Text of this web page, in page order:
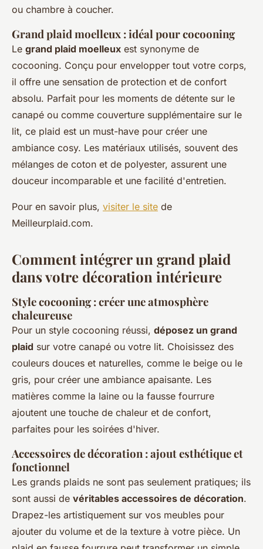
ou chambre à coucher.
Grand plaid moelleux : idéal pour cocooning
Le grand plaid moelleux est synonyme de
cocooning. Conçu pour envelopper tout votre corps,
il offre une sensation de protection et de confort
absolu. Parfait pour les moments de détente sur le
canapé ou comme couverture supplémentaire sur le
lit, ce plaid est un must-have pour créer une
ambiance cosy. Les matériaux utilisés, souvent des
mélanges de coton et de polyester, assurent une
douceur incomparable et une facilité d'entretien.
Pour en savoir plus, visiter le site de
Meilleurplaid.com.
Comment intégrer un grand plaid
dans votre décoration intérieure
Style cocooning : créer une atmosphère
chaleureuse
Pour un style cocooning réussi, déposez un grand
plaid sur votre canapé ou votre lit. Choisissez des
couleurs douces et naturelles, comme le beige ou le
gris, pour créer une ambiance apaisante. Les
matières comme la laine ou la fausse fourrure
ajoutent une touche de chaleur et de confort,
parfaites pour les soirées d'hiver.
Accessoires de décoration : ajout esthétique et
fonctionnel
Les grands plaids ne sont pas seulement pratiques; ils
sont aussi de véritables accessoires de décoration.
Drapez-les artistiquement sur vos meubles pour
ajouter du volume et de la texture à votre pièce. Un